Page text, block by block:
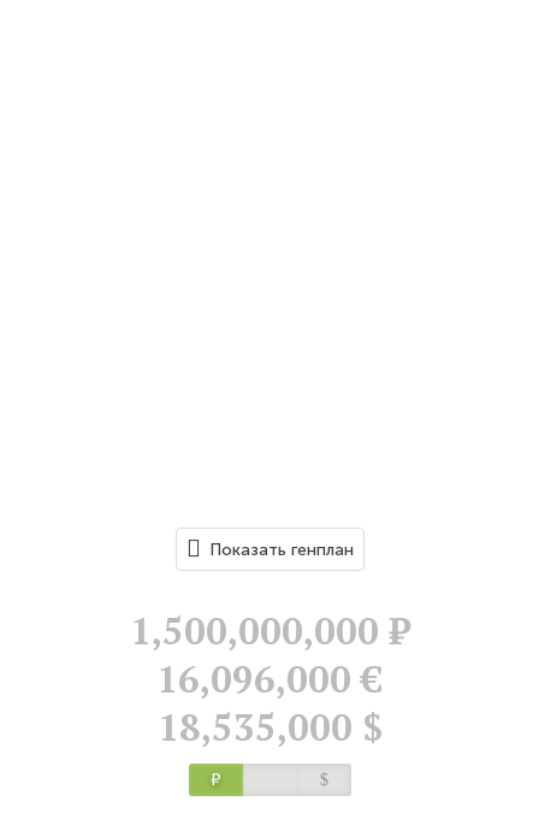
Показать генплан
1,500,000,000 Р
16,096,000 €
18,535,000 $
Р $